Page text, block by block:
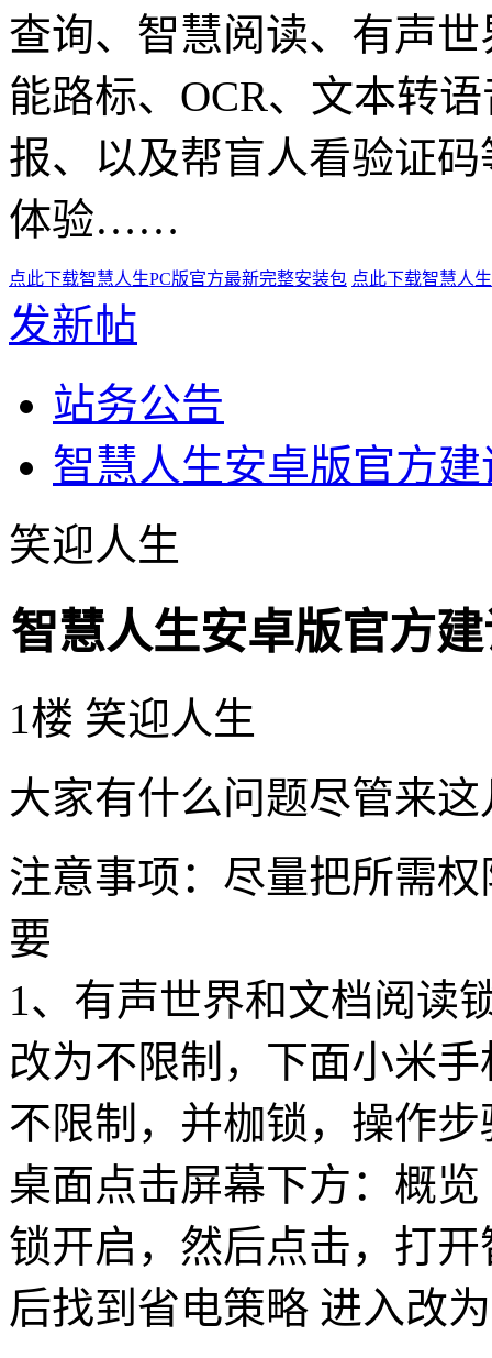
查询、智慧阅读、有声
能路标、OCR、文本转
报、以及帮盲人看验证
体验……
点此下载智慧人生PC版官方最新完整安装包 点此下载智慧人
发新帖
站务公告
智慧人生安卓版官方
笑迎人生
智慧人生安卓版官方
1楼 笑迎人生
大家有什么问题尽管来
注意事项：尽量把所需
要
1、有声世界和文档阅读
改为不限制，下面小米
不限制，并枷锁，操作步
桌面点击屏幕下方：概
锁开启，然后点击，打
后找到省电策略 进入改